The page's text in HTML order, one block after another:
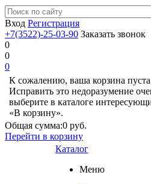
Вход Регистрация
+7(3522)-25-03-90 Заказать звонок
0
0
0
К сожалению, ваша корзина
Исправить это недоразумение
выберите в каталоге
«В корзину».
Общая сумма:0 руб.
Перейти в корзину
Каталог
Меню